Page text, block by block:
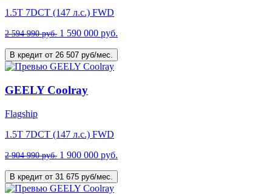
1.5T 7DCT (147 л.с.) FWD
2 594 990 руб. 1 590 000 руб.
В кредит от 26 507 руб/мес.
GEELY Coolray
Flagship
1.5T 7DCT (147 л.с.) FWD
2 904 990 руб. 1 900 000 руб.
В кредит от 31 675 руб/мес.